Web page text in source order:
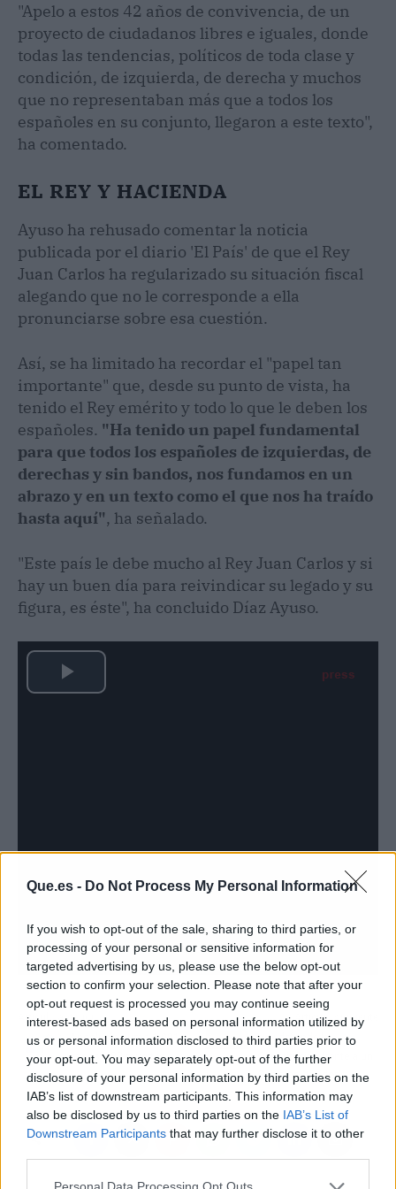
Que.es - Do Not Process My Personal Information
If you wish to opt-out of the sale, sharing to third parties, or
processing of your personal or sensitive information for
targeted advertising by us, please use the below opt-out
section to confirm your selection. Please note that after your
opt-out request is processed you may continue seeing
interest-based ads based on personal information utilized by
us or personal information disclosed to third parties prior to
your opt-out. You may separately opt-out of the further
disclosure of your personal information by third parties on the
IAB’s list of downstream participants. This information may
also be disclosed by us to third parties on the IAB’s List of
Downstream Participants that may further disclose it to other
"Apelo a estos 42 años de convivencia, de un
proyecto de ciudadanos libres e iguales, donde
todas las tendencias, políticos de toda clase y
condición, de izquierda, de derecha y muchos
que no representaban más que a todos los
españoles en su conjunto, llegaron a este texto",
ha comentado.
EL REY Y HACIENDA
Ayuso ha rehusado comentar la noticia
publicada por el diario 'El País' de que el Rey
Juan Carlos ha regularizado su situación fiscal
alegando que no le corresponde a ella
pronunciarse sobre esa cuestión.
Así, se ha limitado ha recordar el "papel tan
importante" que, desde su punto de vista, ha
tenido el Rey emérito y todo lo que le deben los
españoles. "Ha tenido un papel fundamental
para que todos los españoles de izquierdas, de
derechas y sin bandos, nos fundamos en un
abrazo y en un texto como el que nos ha traído
hasta aquí", ha señalado.
"Este país le debe mucho al Rey Juan Carlos y si
hay un buen día para reivindicar su legado y su
figura, es éste", ha concluido Díaz Ayuso.
Artículo anterior
Andalucía suma 1.001
casos y 22 muertes
Artículo siguiente
Vox defiende la
Constitución frente a un
Gobierno "traidor"